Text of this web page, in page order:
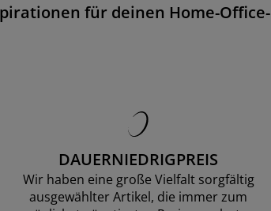
für deinen Home-Office-
DAUERNIEDRIGPREIS
Wir haben eine große Vielfalt sorgfältig
ausgewählter Artikel, die immer zum